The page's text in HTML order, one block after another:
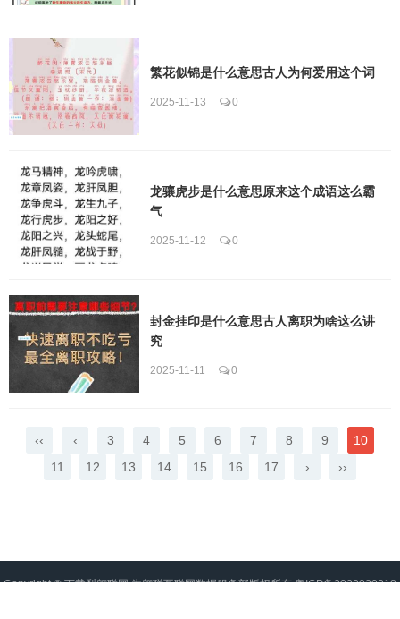
繁花似锦是什么意思古人为何爱用这个词
2025-11-13 0
龙骧虎步是什么意思原来这个成语这么霸
气
2025-11-12 0
封金挂印是什么意思古人离职为啥这么讲
究
2025-11-11 0
‹‹ ‹ 3 4 5 6 7 8 9
10
11
12 13 14 15 16 17 › ››
Copyright ©下载梨翱联网为翱联互联网数据服务部版权所有粤ICP备2022020218